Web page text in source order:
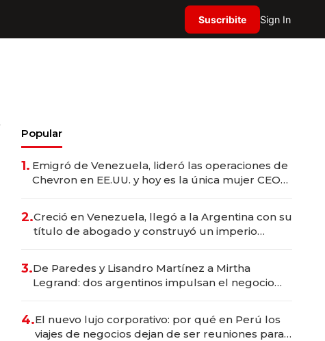
Suscribite Sign In
Popular
1. Emigró de Venezuela, lideró las operaciones de
Chevron en EE.UU. y hoy es la única mujer CEO
2.Creció en Venezuela, llegó a la Argentina con su
título de abogado y construyó un imperio
3.De Paredes y Lisandro Martínez a Mirtha
Legrand: dos argentinos impulsan el negocio
4.El nuevo lujo corporativo: por qué en Perú los
viajes de negocios dejan de ser reuniones para